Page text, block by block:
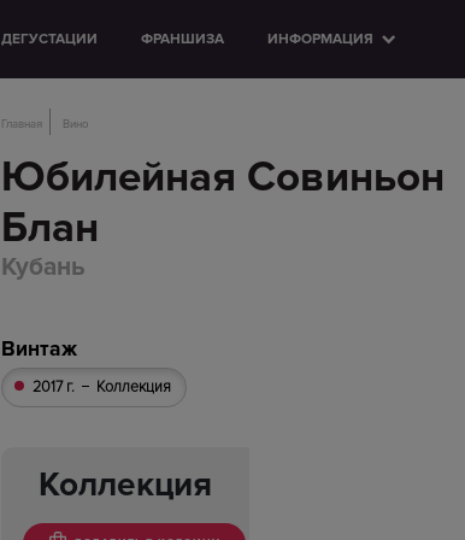
ДЕГУСТАЦИИ ФРАНШИЗА ИНФОРМАЦИЯ
Главная Вино
Юбилейная Совиньон
Блан
Кубань
Винтаж
2017 г. Коллекция
Коллекция